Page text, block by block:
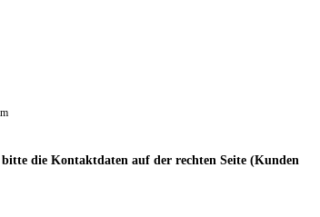
die Kontaktdaten auf der rechten Seite (Kunden